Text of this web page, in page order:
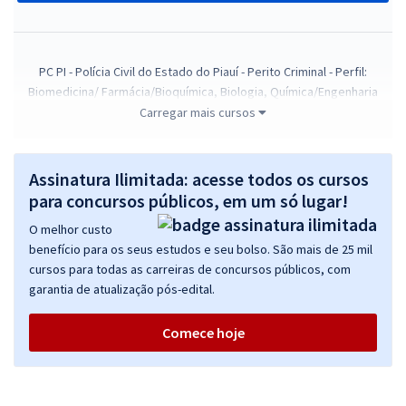
PC PI - Polícia Civil do Estado do Piauí - Perito Criminal - Perfil:
Biomedicina/ Farmácia/Bioquímica, Biologia, Química/Engenharia
Química
34,66
Economize R$ 103,98 (-20%)
Comprar
PC PI - Polícia Civil do Estado do Piauí - Perito Criminal – Perfil:
Contabilidade/Economia
à vista
ou 12x deR$34,65
Carregar mais cursos
Assinatura Ilimitada: acesse todos os cursos
para concursos públicos, em um só lugar!
O melhor custo
benefício para os seus estudos e seu bolso. São mais de 25 mil
cursos para todas as carreiras de concursos públicos, com
garantia de atualização pós-edital.
Comece hoje